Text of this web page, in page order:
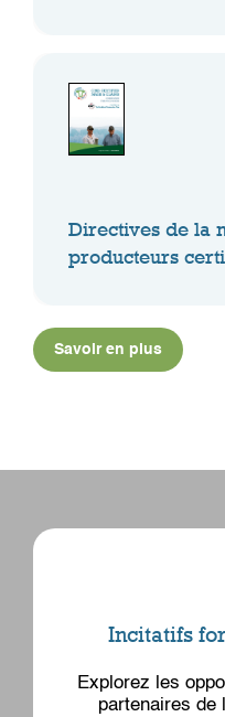
Directives de la
producteurs
Savoir en plus
Incitatifs
Explorez les
partenaires de